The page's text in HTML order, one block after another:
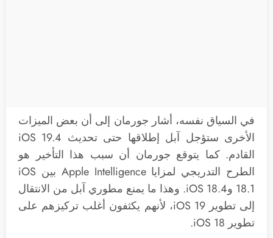
في السياق نفسه، أشار جورمان إلى أن بعض الميزات
الأخرى ستؤجل آبل إطلاقها حتى تحديث iOS 19.4
القادم. كما يتوقع جورمان أن سبب هذا التأخير هو
الطرح التدريجي لمزايا Apple Intelligence بين iOS
18.1 وiOS 18.4. وهذا ما يمنع مطوري آبل من الانتقال
إلى تطوير iOS 19، لأنهم يكثفون أغلب تركيزهم على
تطوير iOS 18.